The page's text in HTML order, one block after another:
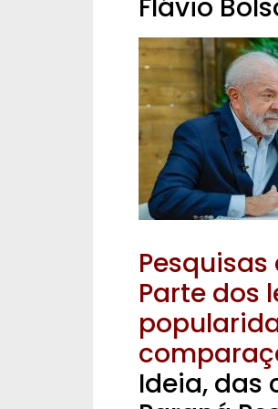
Flávio
Parte dos
Ideia, das